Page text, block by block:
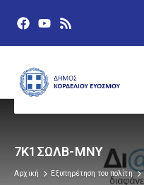
7Κ1ΣΩΛΒ-ΜΝΥ
Αρχική Εξυπηρέτηση του πολίτη